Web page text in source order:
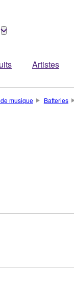
Artistes
musique Batteries